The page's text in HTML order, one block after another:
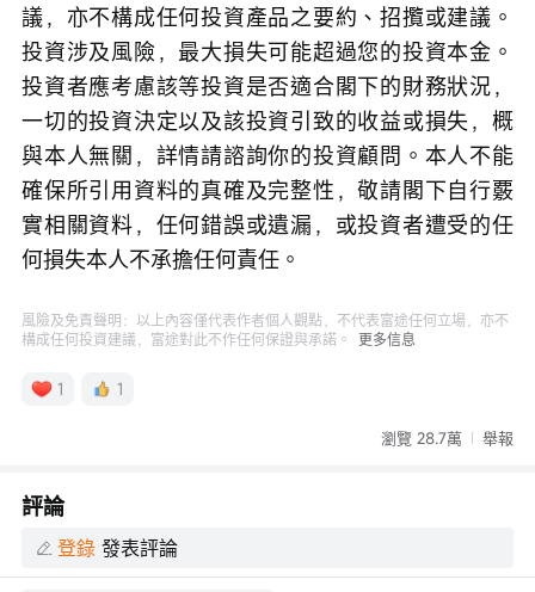
議，亦不構成任何投資產品之要約、招攬或建議。
投資涉及風險，最大損失可能超過您的投資本金。
投資者應考慮該等投資是否適合閣下的財務狀況，
一切的投資決定以及該投資引致的收益或損失，概
與本人無關，詳情請諮詢你的投資顧問。本人不能
確保所引用資料的真確及完整性，敬請閣下自行覈
實相關資料，任何錯誤或遺漏，或投資者遭受的任
何損失本人不承擔任何責任。
風險及免責聲明：以上內容僅代表作者個人觀點，不代表富途任何立場，亦不
構成任何投資建議，富途對此不作任何保證與承諾。
更多信息
1 1
瀏覽 28.7萬 舉報
評論
登錄 發表評論